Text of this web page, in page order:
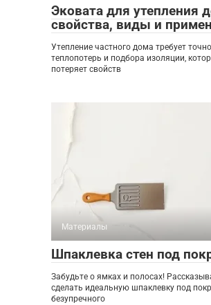
Эковата для утепления
свойства, виды и
Утепление частного дома требует
теплопотерь и подбора изоляции,
потеряет свойств
Материалы
Шпаклевка стен под
Забудьте о ямках и полосах!
сделать идеальную шпаклевку под
безупречного